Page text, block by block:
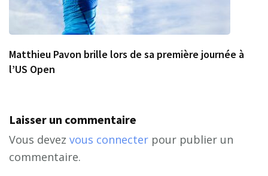
Matthieu Pavon brille lors de sa première journée à
l’US Open
Laisser un commentaire
Vous devez vous connecter pour publier un
commentaire.